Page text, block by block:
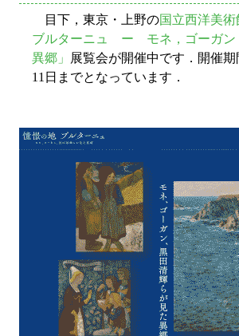
目下，東京・上野の国立西洋美術
ブルターニュ ー モネ，ゴーガン
異郷」
展覧会が開催中です．開催期
11日までとなっています．